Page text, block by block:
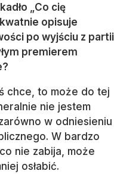
„Co cię
opisuje
po wyjściu z partii
premierem
chce, to może do tej
nie jestem
w odniesieniu
W bardzo
nie zabija, może
osłabić.